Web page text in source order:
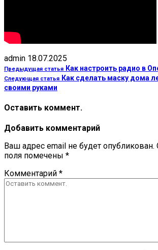
admin 18.07.2025
Предыдущая статья Как настроить радио в
Следующая статья Как сделать маску дома
своими руками
Оставить коммент.
Добавить комментарий
Ваш адрес email не будет опубликован.
поля помечены *
Комментарий *